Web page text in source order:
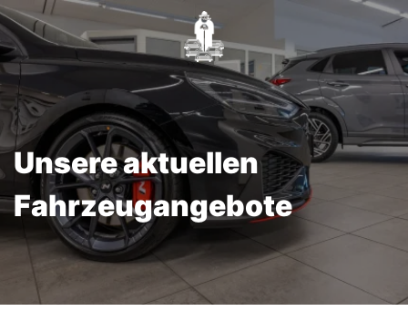
Unsere aktuellen
Fahrzeugangebote